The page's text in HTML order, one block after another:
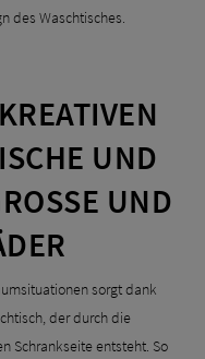
des Waschtisches.
UND
UND K
sorgt dank
der durch die
Schrankseite entsteht. So